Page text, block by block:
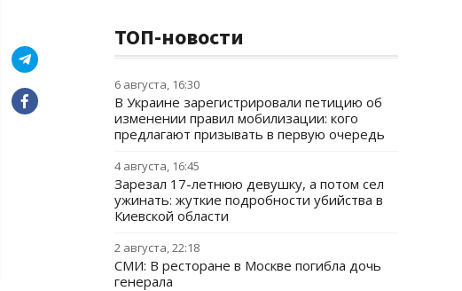
ТОП-новости
6 августа, 16:30
В Украине зарегистрировали петицию об
изменении правил мобилизации: кого
предлагают призывать в первую очередь
4 августа, 16:45
Зарезал 17-летнюю девушку, а потом сел
ужинать: жуткие подробности убийства в
Киевской области
2 августа, 22:18
СМИ: В ресторане в Москве погибла дочь
генерала